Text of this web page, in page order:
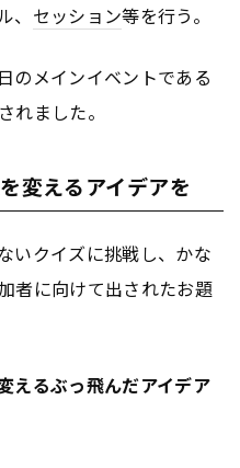
セッション等を行う。
のメインイベントである
れました。
変えるアイデアを
いクイズに挑戦し、かな
者に向けて出されたお題
えるぶっ飛んだアイデア